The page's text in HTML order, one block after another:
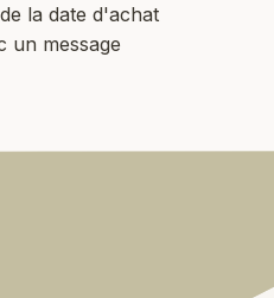
la date d'achat
un message